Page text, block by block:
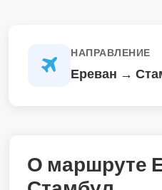
НАПРАВЛЕНИЕ
Ереван →
О маршруте